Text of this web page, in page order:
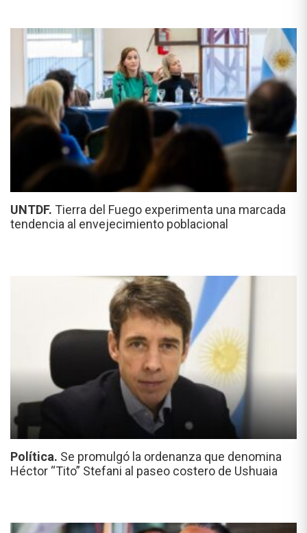
UNTDF. Tierra del Fuego experimenta una marcada
tendencia al envejecimiento poblacional
Política. Se promulgó la ordenanza que denomina
Héctor “Tito” Stefani al paseo costero de Ushuaia